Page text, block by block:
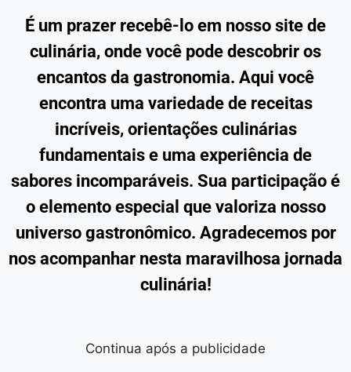
É um prazer recebê-lo em nosso site de
culinária, onde você pode descobrir os
encantos da gastronomia. Aqui você
encontra uma variedade de receitas
incríveis, orientações culinárias
fundamentais e uma experiência de
sabores incomparáveis. Sua participação é
o elemento especial que valoriza nosso
universo gastronômico. Agradecemos por
nos acompanhar nesta maravilhosa jornada
culinária!
Continua após a publicidade